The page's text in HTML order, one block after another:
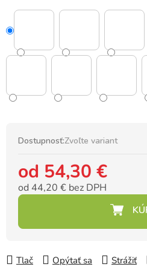
Dostupnosť:Zvoľte variant
od 54,30 €
od 44,20 € bez DPH
Jednotková cena:
Tlač Opýtať sa Strážiť